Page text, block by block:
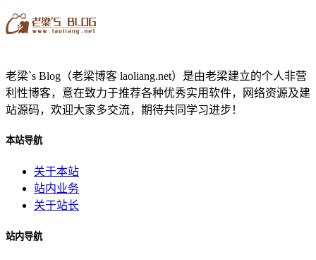
老梁`s Blog（老梁博客 laoliang.net）是由老梁建立的个人非营
利性博客，意在致力于推荐各种优秀实用软件，网络资源及建
站源码，欢迎大家多交流，期待共同学习进步！
本站导航
关于本站
站内业务
关于站长
站内导航